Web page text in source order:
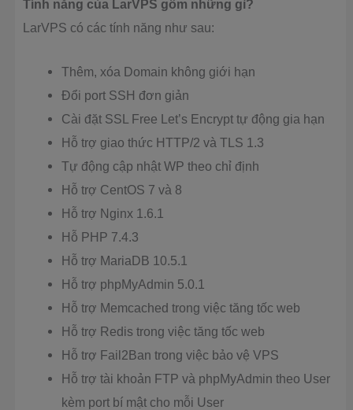
Tính năng của LarVPS gồm những gì?
LarVPS có các tính năng như sau:
Thêm, xóa Domain không giới hạn
Đổi port SSH đơn giản
Cài đặt SSL Free Let’s Encrypt tự động gia hạn
Hỗ trợ giao thức HTTP/2 và TLS 1.3
Tự động cập nhật WP theo chỉ định
Hỗ trợ CentOS 7 và 8
Hỗ trợ Nginx 1.6.1
Hỗ PHP 7.4.3
Hỗ trợ MariaDB 10.5.1
Hỗ trợ phpMyAdmin 5.0.1
Hỗ trợ Memcached trong việc tăng tốc web
Hỗ trợ Redis trong việc tăng tốc web
Hỗ trợ Fail2Ban trong việc bảo vệ VPS
Hỗ trợ tài khoản FTP và phpMyAdmin theo User
kèm port bí mật cho mỗi User